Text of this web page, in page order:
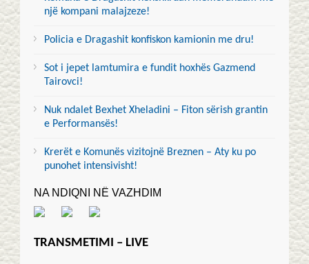
një kompani malajzeze!
Policia e Dragashit konfiskon kamionin me dru!
Sot i jepet lamtumira e fundit hoxhës Gazmend
Tairovci!
Nuk ndalet Bexhet Xheladini – Fiton sërish grantin
e Performansës!
Krerët e Komunës vizitojnë Breznen – Aty ku po
punohet intensivisht!
NA NDIQNI NË VAZHDIM
TRANSMETIMI – LIVE